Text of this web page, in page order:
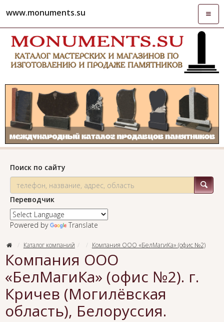
www.monuments.su
Поиск по сайту
Переводчик
Powered by Translate
Каталог компаний Компания ООО «БелМагиКа» (офис №2)
Компания ООО
«БелМагиКа» (офис №2). г.
Кричев (Могилёвская
область), Белоруссия.